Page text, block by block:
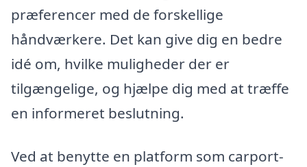
præferencer med de forskellige
håndværkere. Det kan give dig en bedre
idé om, hvilke muligheder der er
tilgængelige, og hjælpe dig med at træffe
en informeret beslutning.
Ved at benytte en platform som carport-